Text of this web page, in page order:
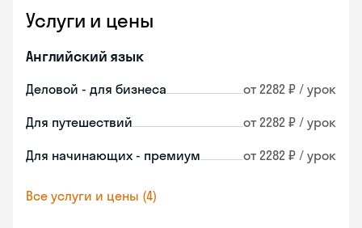
Услуги и цены
Английский язык
Деловой - для бизнеса от 2282 ₽ / урок
Для путешествий от 2282 ₽ / урок
Для начинающих - премиум от 2282 ₽ / урок
Все услуги и цены (4)